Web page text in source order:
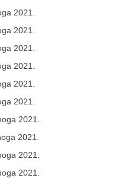
2021.
2021.
2021.
2021.
2021.
2021.
2021.
2021.
2021.
2021.